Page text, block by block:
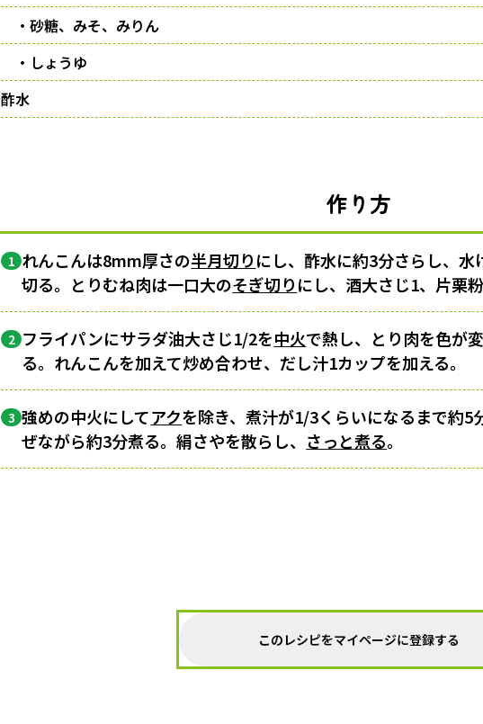
・砂糖、みそ、みりん
・しょうゆ
酢水
作り方
1 れんこんは8mm厚さの半月切りにし、酢水に約3分さらし、
切る。とりむね肉は一口大のそぎ切りにし、酒大さじ1、片栗
2 フライパンにサラダ油大さじ1/2を中火で熱し、とり肉を色が
る。れんこんを加えて炒め合わせ、だし汁1カップを加える。
3 強めの中火にしてアクを除き、煮汁が1/3くらいになるまで約5
ぜながら約3分煮る。絹さやを散らし、 さっと煮る。
このレシピをマイページに登録する